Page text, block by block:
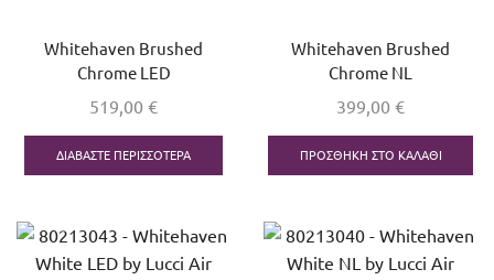
Whitehaven Brushed
Chrome LED
519,00 €
ΔΙΑΒΆΣΤΕ ΠΕΡΙΣΣΌΤΕΡΑ
Whitehaven Brushed
Chrome NL
399,00 €
ΠΡΟΣΘΉΚΗ ΣΤΟ ΚΑΛΆΘΙ